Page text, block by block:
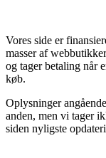
Vores side er
masser af
og tager betaling når
køb.
Oplysninger
anden, men vi tager
siden nyligste